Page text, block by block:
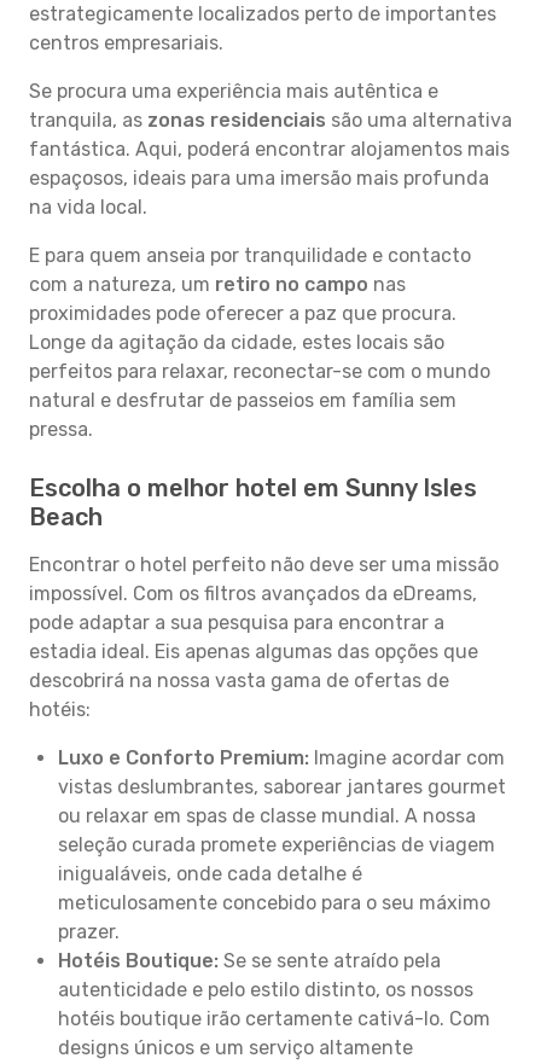
estrategicamente localizados perto de importantes
centros empresariais.
Se procura uma experiência mais autêntica e
tranquila, as zonas residenciais são uma alternativa
fantástica. Aqui, poderá encontrar alojamentos mais
espaçosos, ideais para uma imersão mais profunda
na vida local.
E para quem anseia por tranquilidade e contacto
com a natureza, um retiro no campo nas
proximidades pode oferecer a paz que procura.
Longe da agitação da cidade, estes locais são
perfeitos para relaxar, reconectar-se com o mundo
natural e desfrutar de passeios em família sem
pressa.
Escolha o melhor hotel em Sunny Isles
Beach
Encontrar o hotel perfeito não deve ser uma missão
impossível. Com os filtros avançados da eDreams,
pode adaptar a sua pesquisa para encontrar a
estadia ideal. Eis apenas algumas das opções que
descobrirá na nossa vasta gama de ofertas de
hotéis:
Luxo e Conforto Premium: Imagine acordar com
vistas deslumbrantes, saborear jantares gourmet
ou relaxar em spas de classe mundial. A nossa
seleção curada promete experiências de viagem
inigualáveis, onde cada detalhe é
meticulosamente concebido para o seu máximo
prazer.
Hotéis Boutique: Se se sente atraído pela
autenticidade e pelo estilo distinto, os nossos
hotéis boutique irão certamente cativá-lo. Com
designs únicos e um serviço altamente